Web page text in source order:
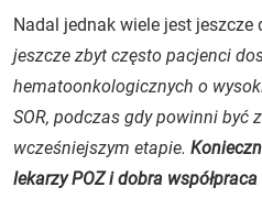
Nadal jednak wiele jest jeszcze
jeszcze zbyt często pacjenci
hematoonkologicznych o
SOR, podczas gdy powinni być
wcześniejszym etapie.
lekarzy POZ i dobra